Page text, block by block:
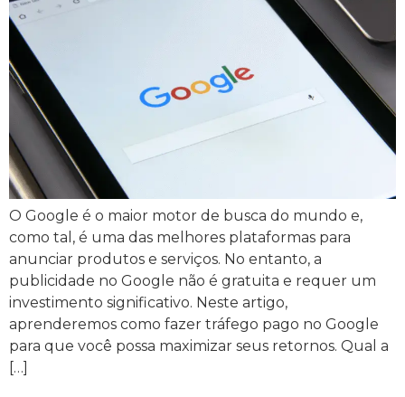
O Google é o maior motor de busca do mundo e,
como tal, é uma das melhores plataformas para
anunciar produtos e serviços. No entanto, a
publicidade no Google não é gratuita e requer um
investimento significativo. Neste artigo,
aprenderemos como fazer tráfego pago no Google
para que você possa maximizar seus retornos. Qual a
[…]